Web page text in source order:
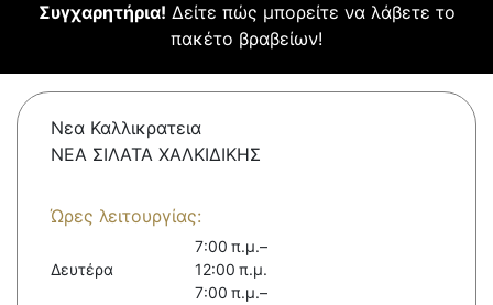
Συγχαρητήρια! Δείτε πώς μπορείτε να λάβετε το
πακέτο βραβείων!
Νεα Καλλικρατεια
ΝΕΑ ΣΙΛΑΤΑ ΧΑΛΚΙΔΙΚΗΣ
Ώρες λειτουργίας:
Δευτέρα
7:00 π.μ.–
12:00 π.μ.
7:00 π.μ.–